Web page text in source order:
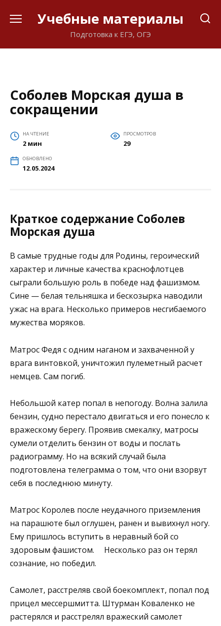
Учебные материалы
Подготовка к ЕГЭ, ОГЭ
Соболев Морская душа в
сокращении
НА ЧТЕНИЕ
2 мин
ПРОСМОТРОВ
29
ОБНОВЛЕНО
12.05.2024
Краткое содержание Соболев
Морская душа
В самые трудные годы для Родины, героический
характер и личные качества краснофлотцев
сыграли большую роль в победе над фашизмом.
Сине — белая тельняшка и бескозырка наводили
ужас на врага. Несколько примеров несгибаемого
мужества моряков.
Матрос Федя с одним наганом и захваченной у
врага винтовкой, уничтожил пулеметный расчет
немцев. Сам погиб.
Небольшой катер попал в непогоду. Волна залила
бензин, судно перестало двигаться и его понесло к
вражескому берегу. Проявив смекалку, матросы
сумели отделить бензин от воды и послать
радиограмму. Но на всякий случай была
подготовлена телеграмма о том, что они взорвут
себя в последнюю минуту.
Матрос Королев после неудачного приземления
на парашюте был оглушен, ранен и вывихнул ногу.
Ему пришлось вступить в неравный бой со
здоровым фашистом. Несколько раз он терял
сознание, но победил.
Самолет, расстреляв свой боекомплект, попал под
прицел мессершмитта. Штурман Коваленко не
растерялся и расстрелял вражеский самолет